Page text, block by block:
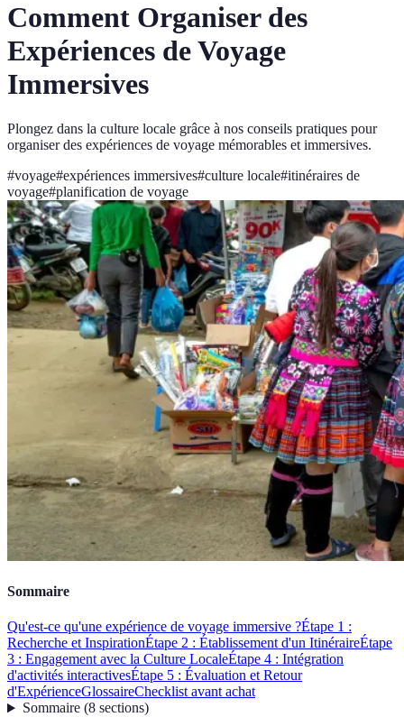
Comment Organiser des
Expériences de Voyage
Immersives
Plongez dans la culture locale grâce à nos conseils pratiques pour
organiser des expériences de voyage mémorables et immersives.
#voyage#expériences immersives#culture locale#itinéraires de
voyage#planification de voyage
Sommaire
Qu'est-ce qu'une expérience de voyage immersive ?Étape 1 :
Recherche et InspirationÉtape 2 : Établissement d'un ItinéraireÉtape
3 : Engagement avec la Culture LocaleÉtape 4 : Intégration
d'activités interactivesÉtape 5 : Évaluation et Retour
d'ExpérienceGlossaireChecklist avant achat
Sommaire(8 sections)